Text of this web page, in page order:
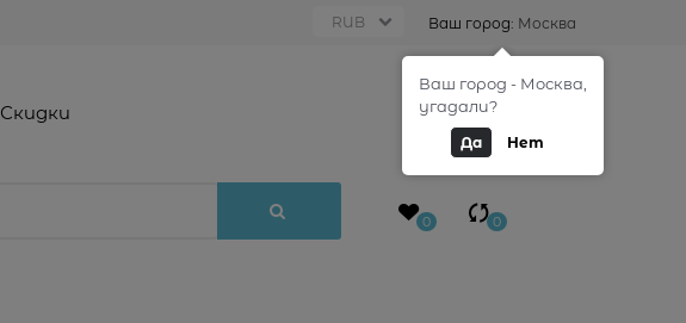
Ваш город: Москва
Скидки
0
0 0
Ваш город - Москва,
угадали?
Да Нет